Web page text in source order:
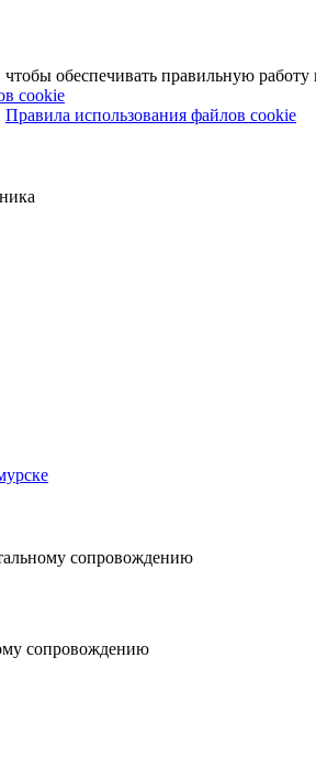
обеспечивать правильную работу
cookie
Правила использования файлов cookie
сопровождению
сопровождению